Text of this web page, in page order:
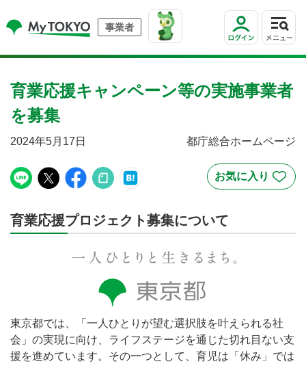
事業者
育業応援キャンペーン等の実施事業者
を募集
2024年5月17日 都庁総合ホームページ
育業応援プロジェクト募集について
東京都では、「一人ひとりが望む選択肢を叶えられる社
会」の実現に向け、ライフステージを通じた切れ目ない支
援を進めています。その一つとして、育児は「休み」では